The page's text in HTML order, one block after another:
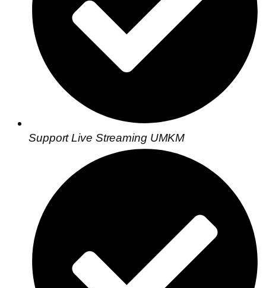
Support Live Streaming UMKM